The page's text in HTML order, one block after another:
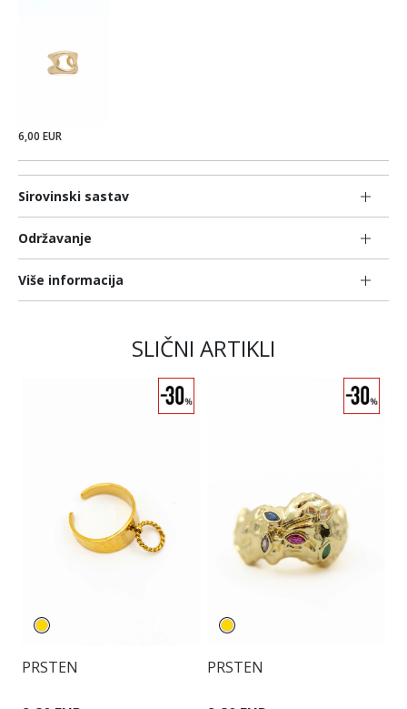
Sirovinski sastav
Održavanje
Više informacija
6,00 EUR
SLIČNI ARTIKLI
PRSTEN PRSTEN